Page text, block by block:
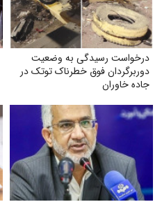
درخواست رسیدگی به وضعیت
دوربرگردان فوق‌ خطرناک توتک در
جاده خاوران